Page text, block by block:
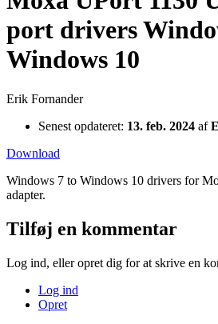
port drivers
Windows 10
Erik Fornander
Senest opdateret: 13. feb. 2024 af
Download
Windows 7 to Windows 10 drivers for
adapter.
Tilføj en kommentar
Log ind, eller opret dig for at skrive en
Log ind
Opret